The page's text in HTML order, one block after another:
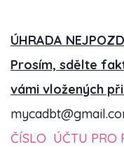
ÚHRADA
Prosím, sdělte
vámi vložených
ČÍSLO ÚČTU PRO